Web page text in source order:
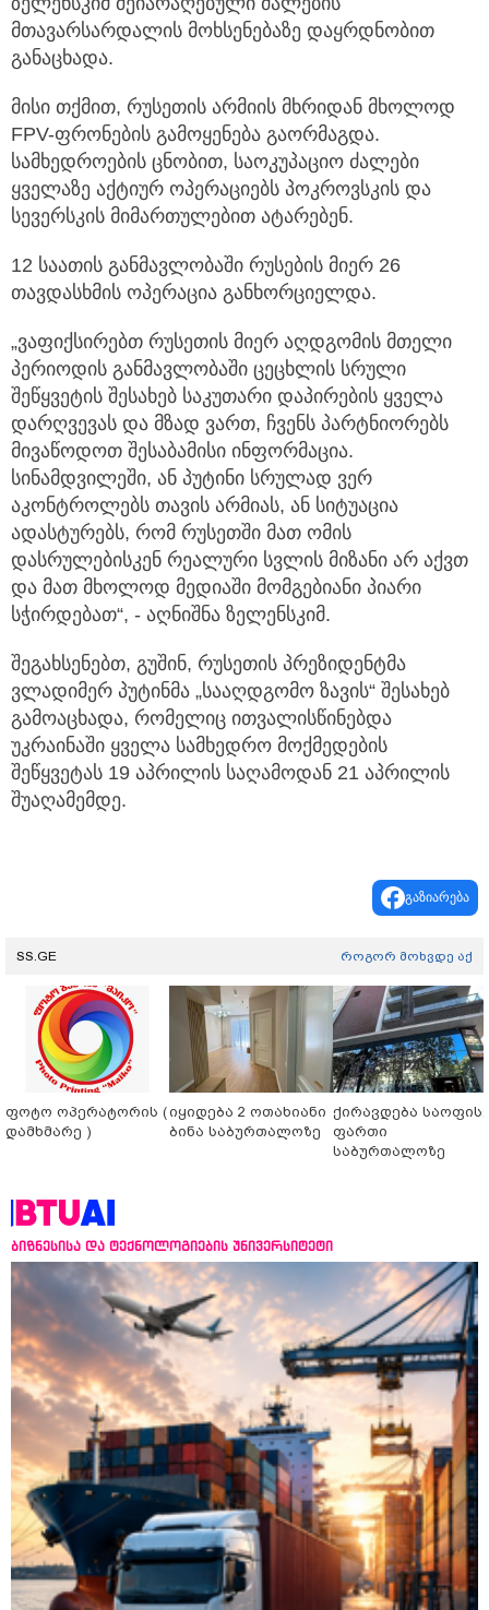
მთავარსარდალის მოხსენებაზე დაყრდნობით
განაცხადა.
მისი თქმით, რუსეთის არმიის მხრიდან მხოლოდ
FPV-ფრონების გამოყენება გაორმაგდა.
სამხედროების ცნობით, საოკუპაციო ძალები
ყველაზე აქტიურ ოპერაციებს პოკროვსკის და
სევერსკის მიმართულებით ატარებენ.
12 საათის განმავლობაში რუსების მიერ 26
თავდასხმის ოპერაცია განხორციელდა.
„ვაფიქსირებთ რუსეთის მიერ აღდგომის მთელი
პერიოდის განმავლობაში ცეცხლის სრული
შეწყვეტის შესახებ საკუთარი დაპირების ყველა
დარღვევას და მზად ვართ, ჩვენს პარტნიორებს
მივაწოდოთ შესაბამისი ინფორმაცია.
სინამდვილეში, ან პუტინი სრულად ვერ
აკონტროლებს თავის არმიას, ან სიტუაცია
ადასტურებს, რომ რუსეთში მათ ომის
დასრულებისკენ რეალური სვლის მიზანი არ აქვთ
და მათ მხოლოდ მედიაში მომგებიანი პიარი
სჭირდებათ“, - აღნიშნა ზელენსკიმ.
შეგახსენებთ, გუშინ, რუსეთის პრეზიდენტმა
ვლადიმერ პუტინმა „სააღდგომო ზავის“ შესახებ
გამოაცხადა, რომელიც ითვალისწინებდა
უკრაინაში ყველა სამხედრო მოქმედების
შეწყვეტას 19 აპრილის საღამოდან 21 აპრილის
შუაღამემდე.
გაზიარება
SS.GE როგორ მოხვდე აქ
ფოტო ოპერატორის (
დამხმარე )
იყიდება 2 ოთახიანი
ბინა საბურთალოზე
ქირავდება
ფართი
საბურთალოზე
ბიზნესისა და ტექნოლოგიების უნივერსიტეტი